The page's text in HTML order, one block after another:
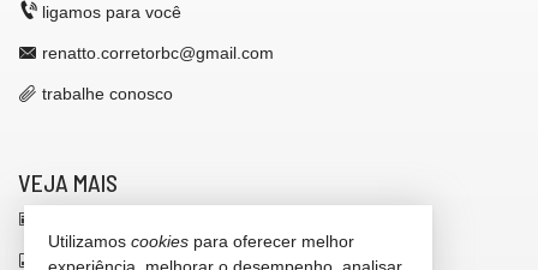
ligamos para você
renatto.corretorbc@gmail.com
trabalhe conosco
VEJA MAIS
indicadores financeiros
Utilizamos cookies para oferecer melhor